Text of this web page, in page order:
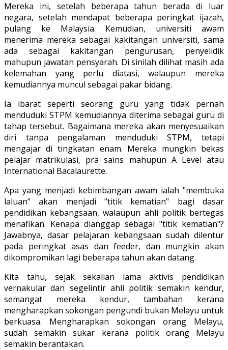
Mereka ini, setelah beberapa tahun berada di luar
negara, setelah mendapat beberapa peringkat ijazah,
pulang ke Malaysia. Kemudian, universiti awam
menerima mereka sebagai kakitangan universiti, sama
ada sebagai kakitangan pengurusan, penyelidik
mahupun jawatan pensyarah. Di sinilah dilihat masih ada
kelemahan yang perlu diatasi, walaupun mereka
kemudiannya muncul sebagai pakar bidang.
Ia ibarat seperti seorang guru yang tidak pernah
menduduki STPM kemudiannya diterima sebagai guru di
tahap tersebut. Bagaimana mereka akan menyesuaikan
diri tanpa pengalaman menduduki STPM, tetapi
mengajar di tingkatan enam. Mereka mungkin bekas
pelajar matrikulasi, pra sains mahupun A Level atau
International Bacalaurette.
Apa yang menjadi kebimbangan awam ialah "membuka
laluan" akan menjadi "titik kematian" bagi dasar
pendidikan kebangsaan, walaupun ahli politik bertegas
menafikan. Kenapa dianggap sebagai "titik kematian"?
Jawabnya, dasar pelajaran kebangsaan sudah dilentur
pada peringkat asas dan feeder, dan mungkin akan
dikompromikan lagi beberapa tahun akan datang.
Kita tahu, sejak sekalian lama aktivis pendidikan
vernakular dan segelintir ahli politik semakin kendur,
semangat mereka kendur, tambahan kerana
mengharapkan sokongan pengundi bukan Melayu untuk
berkuasa. Mengharapkan sokongan orang Melayu,
sudah semakin sukar kerana politik orang Melayu
semakin berantakan.